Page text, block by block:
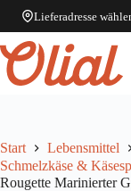
Lieferadresse
Zum
Inhalt
springen
Start Lebensmittel
Schmelzkäse &
Rougette Marinierter